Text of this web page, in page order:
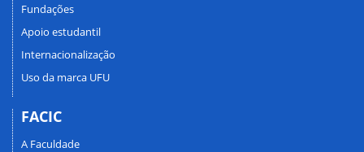
Fundações
Apoio estudantil
Internacionalização
Uso da marca UFU
FACIC
A Faculdade